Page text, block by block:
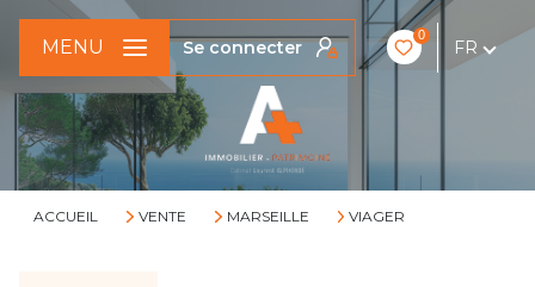
Se connecter
0
FR
MENU
ACCUEIL VENTE MARSEILLE VIAGER